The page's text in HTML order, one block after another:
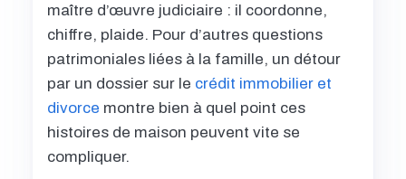
maître d’œuvre judiciaire : il coordonne,
chiffre, plaide. Pour d’autres questions
patrimoniales liées à la famille, un détour
par un dossier sur le crédit immobilier et
divorce montre bien à quel point ces
histoires de maison peuvent vite se
compliquer.